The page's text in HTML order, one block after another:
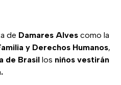
de Damares Alves como la
y Derechos Humanos,
de Brasil los niños vestirán